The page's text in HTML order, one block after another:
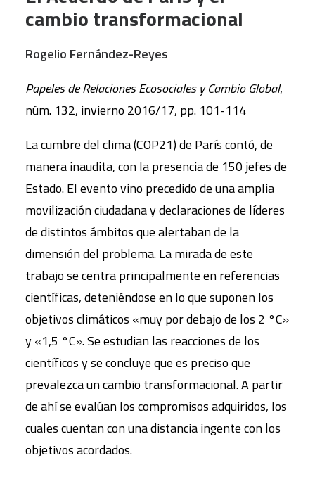
cambio transformacional
Rogelio Fernández-Reyes
Papeles de Relaciones Ecosociales y Cambio Global,
núm. 132, invierno 2016/17, pp. 101-114
La cumbre del clima (COP21) de París contó, de
manera inaudita, con la presencia de 150 jefes de
Estado. El evento vino precedido de una amplia
movilización ciudadana y declaraciones de líderes
de distintos ámbitos que alertaban de la
dimensión del problema. La mirada de este
trabajo se centra principalmente en referencias
científicas, deteniéndose en lo que suponen los
objetivos climáticos «muy por debajo de los 2 °C»
y «1,5 °C». Se estudian las reacciones de los
científicos y se concluye que es preciso que
prevalezca un cambio transformacional. A partir
de ahí se evalúan los compromisos adquiridos, los
cuales cuentan con una distancia ingente con los
objetivos acordados.